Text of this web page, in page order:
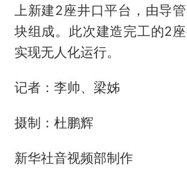
上新建2座井口平台，由导
块组成。此次建造完工的2
实现无人化运行。
记者：李帅、梁姊
摄制：杜鹏辉
新华社音视频部制作